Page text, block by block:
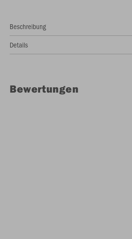
Beschreibung
Details
Bewertungen